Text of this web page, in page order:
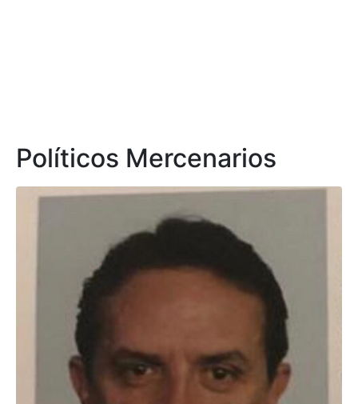
Políticos Mercenarios